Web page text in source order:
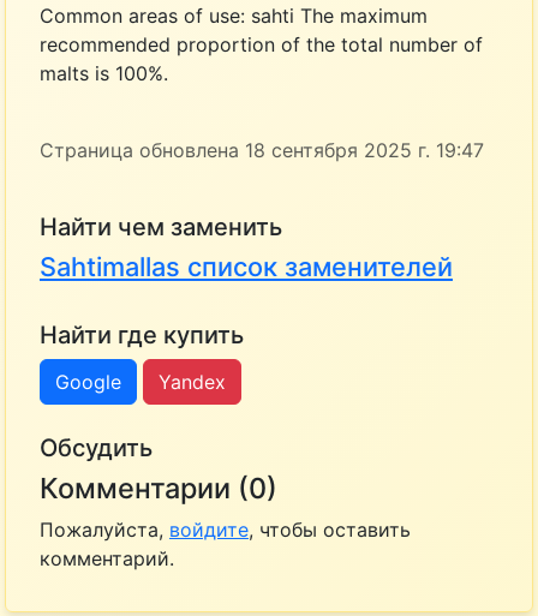
Common areas of use: sahti The maximum
recommended proportion of the total number of
malts is 100%.
Страница обновлена 18 сентября 2025 г. 19:47
Найти чем заменить
Sahtimallas список заменителей
Найти где купить
Google Yandex
Обсудить
Комментарии (0)
Пожалуйста, войдите, чтобы оставить
комментарий.